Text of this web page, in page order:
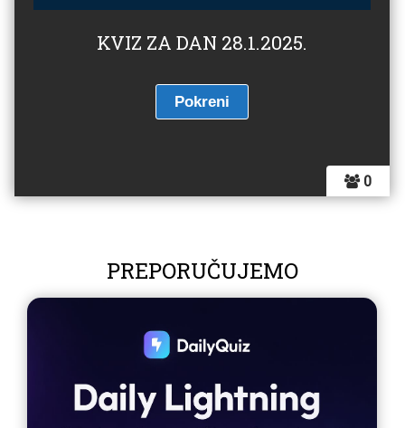
0
KVIZ ZA DAN 28.1.2025.
PREPORUČUJEMO